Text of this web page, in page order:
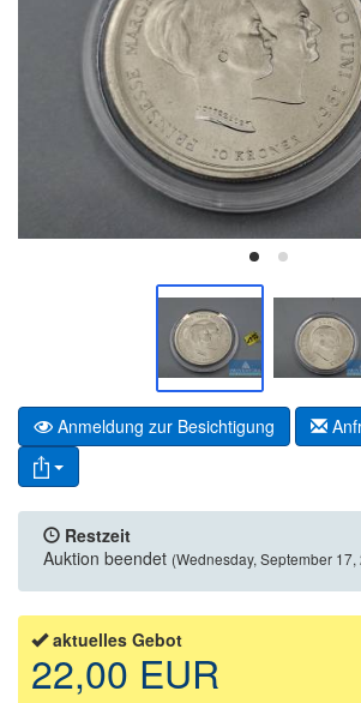
Anmeldung zur Besichtigung
Restzeit
Auktion beendet (Wednesday, September
aktuelles Gebot
22,00 EUR